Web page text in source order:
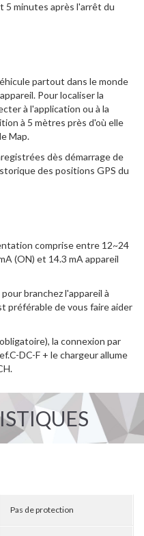
5 minutes après l'arrêt du
partout dans le monde
Pour localiser la
à l'application ou à la
à 5 mètres près d'où elle
Map.
dès démarrage de
des positions GPS du
comprise entre 12~24
(ON) et 14.3 mA appareil
branchez l'appareil à
préférable de vous faire aider
la connexion par
DC-F + le chargeur allume
Pas de protection